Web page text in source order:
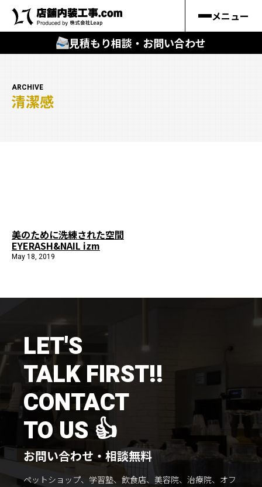
メニュー
見積もり相談・お問い合わせ
キーワードから
はじめての方
店舗内装工事.comの強み
採用情報会社概要
ARCHIVE
清潔感
美のために洗練された空間
EYERASH&NAIL izm
May 18, 2019
LET'S
TALK FIRST!!
CONTACT
TO US 👍
お問い合わせ・相談無料
ペットショップ、学習塾、飲食店、美容院、治療院、オフ